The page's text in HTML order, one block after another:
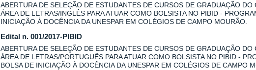
ABERTURA DE SELEÇÃO DE ESTUDANTES DE CURSOS DE GRADUAÇÃO
ÁREA DE LETRAS/INGLÊS PARA ATUAR COMO BOLSISTA NO PIBID -
INICIAÇÃO À DOCÊNCIA DA UNESPAR EM COLÉGIOS DE CAMPO MOURÃO.
Edital n. 001/2017-PIBID
ABERTURA DE SELEÇÃO DE ESTUDANTES DE CURSOS DE GRADUAÇÃO
ÁREA DE LETRAS/PORTUGUÊS PARA ATUAR COMO BOLSISTA NO PIBID -
BOLSA DE INICIAÇÃO À DOCÊNCIA DA UNESPAR EM COLÉGIOS DE CAMPO